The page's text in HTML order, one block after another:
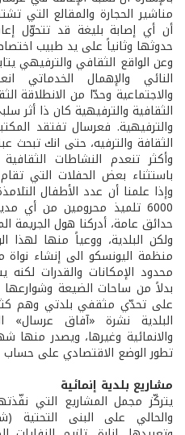
مناشير الحجارة والمقالع التي
أن أي إصابة بليغة قد تتحوّل
حدوثها وثانياً على يد طبيب
وعن الواقع الثقافي والترفيهي
النائي والإهمال الخدماتي
والاجتماعية وحدّا من الانطلاقة
الثقافية والترفيهية كان ذا أثر
والترفيهية. فعرسال تفتقد
الثقافة والترفيه، حتى انك تبحث
وأكثر تنعدم النشاطات
باستثناء بعض الحفلات التي
وإذا علمنا أن عدد الأطفال
6000 تلميذ محرومين من أي
حدائق عامة، أدركنا هول
ولكن البلدية، ووعياً منها لهذا
منظمة اليونسكو الى إنشاء نواة
محدود الإمكانات والقدرات
بدلاً من ساحات الضيعة وشوارعها
على تحدّي مثقفي بلدتي وهم
البلدية نشرة «آفاق عرسال»
والانمائية وغيرها، ويصدر
تطور الوضع الاقتصادي على
مشاريع بلدية إنمائية
يتركّز مجمل المشاريع التي
والحالي على البنى التحتية